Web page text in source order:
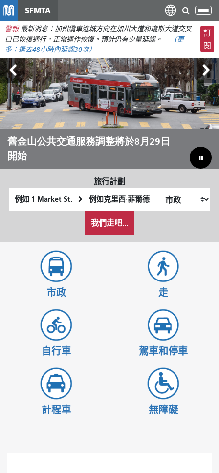
主
要
容
SFMTA
切
換
導
航
警報 最新消息：加州纜車進城方向在加州大道和瓊斯大道交叉
口已恢復通行，正常運作恢復。預計仍有少量延誤。
（更
多： 過去48小時內延誤30次）
訂
閱
Outside Lands音樂節 8月7日至9日
舊金山公共交通服務調整將於8月29日
開始
讓 Muni 帶您暢遊夏日
彌合預算缺口，拯救市政交通
旅行計劃
起
始
終
點
我
希
望
我們走吧...
市政 走
自行車 駕車和停車
計程車 無障礙